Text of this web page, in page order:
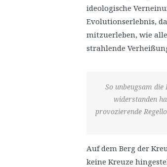
ideologische
Evolutionserlebnis,
mitzuerleben, wie
strahlende
So unbeugsam
widerstanden
provozierende
Auf dem Berg der
keine Kreuze